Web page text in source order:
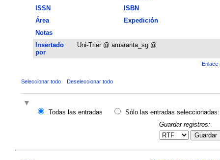
ISSN
ISBN
Área
Expedición
Notas
Insertado
por
Uni-Trier @ amaranta_sg @
Enlace
Seleccionar todo Deseleccionar todo
Todas las entradas
Sólo las entradas seleccionadas:
Guardar registros:
Guardar